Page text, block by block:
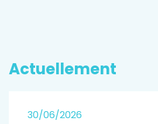
Actuellement
30/06/2026